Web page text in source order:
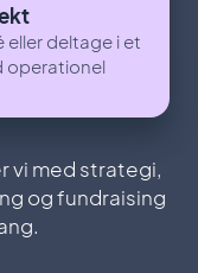
deltage i et
operationel
vi med strategi,
og fundraising